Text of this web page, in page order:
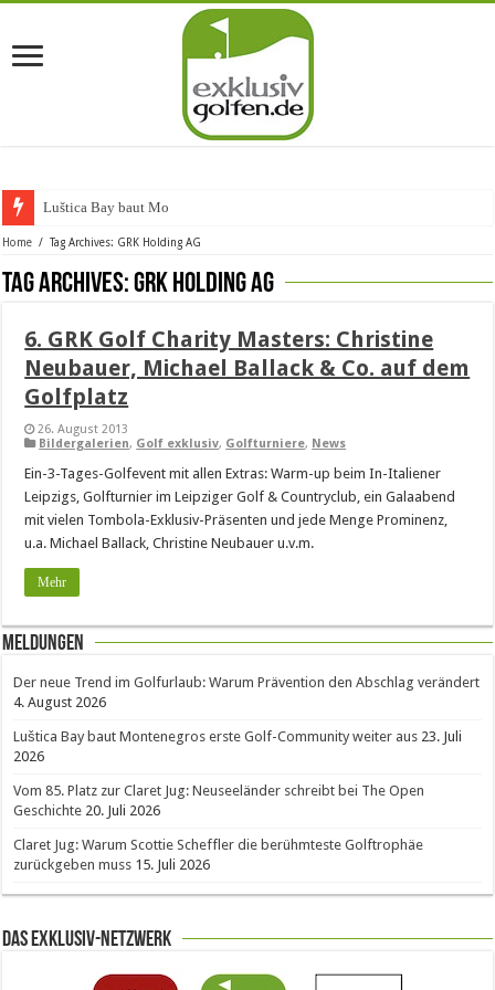
Luštica Bay baut Monten
Home / Tag Archives: GRK Holding AG
Tag Archives:GRK Holding AG
6. GRK Golf Charity Masters: Christine
Neubauer, Michael Ballack & Co. auf dem
Golfplatz
26. August 2013
Bildergalerien, Golf exklusiv, Golfturniere, News
Ein-3-Tages-Golfevent mit allen Extras: Warm-up beim In-Italiener
Leipzigs, Golfturnier im Leipziger Golf & Countryclub, ein Galaabend
mit vielen Tombola-Exklusiv-Präsenten und jede Menge Prominenz,
u.a. Michael Ballack, Christine Neubauer u.v.m.
Mehr
Meldungen
Der neue Trend im Golfurlaub: Warum Prävention den Abschlag verändert
4. August 2026
Luštica Bay baut Montenegros erste Golf-Community weiter aus 23. Juli
2026
Vom 85. Platz zur Claret Jug: Neuseeländer schreibt bei The Open
Geschichte 20. Juli 2026
Claret Jug: Warum Scottie Scheffler die berühmteste Golftrophäe
zurückgeben muss 15. Juli 2026
Das Exklusiv-Netzwerk